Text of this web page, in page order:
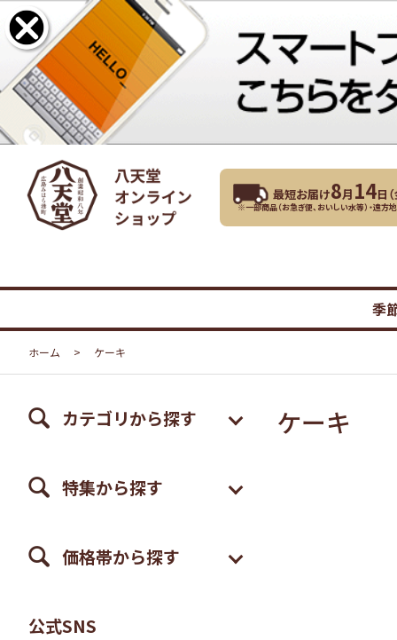
最短お届け8月 14日（
※一部商品（お急ぎ便、おいしい水等）・遠方
季
ホーム > ケーキ
カテゴリから探す
特集から探す
価格帯から探す
公式SNS
ケーキ